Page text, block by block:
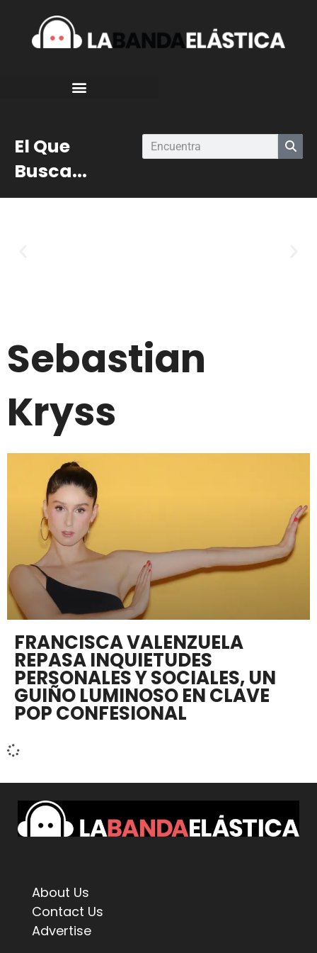
El Que
Busca...
Sebastian
Kryss
FRANCISCA VALENZUELA
REPASA INQUIETUDES
PERSONALES Y SOCIALES, UN
GUIÑO LUMINOSO EN CLAVE
POP CONFESIONAL
About Us
Contact Us
Advertise